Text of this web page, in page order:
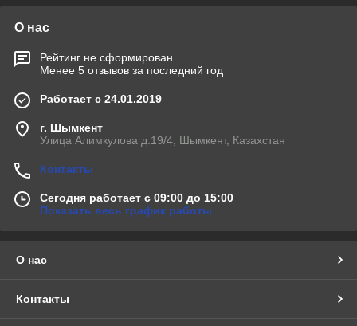
О нас
Рейтинг не сформирован
Менее 5 отзывов за последний год
Работает с 24.01.2019
г. Шымкент
Улица Алимкулова д.19/4, Шымкент, Казахстан
Контакты
Сегодня работает с 09:00 до 15:00
Показать весь график работы
О нас
Контакты